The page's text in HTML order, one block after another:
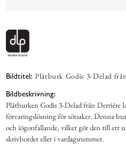
Bildtitel: Plåtburk Godis 3-Delad
Bildbeskrivning:
Plåtburken Godis 3-Delad från Derriére
förvaringslösning för sötsaker. Denna
och iögonfallande, vilket gör den till ett
skrivbordet eller i vardagsrummet.